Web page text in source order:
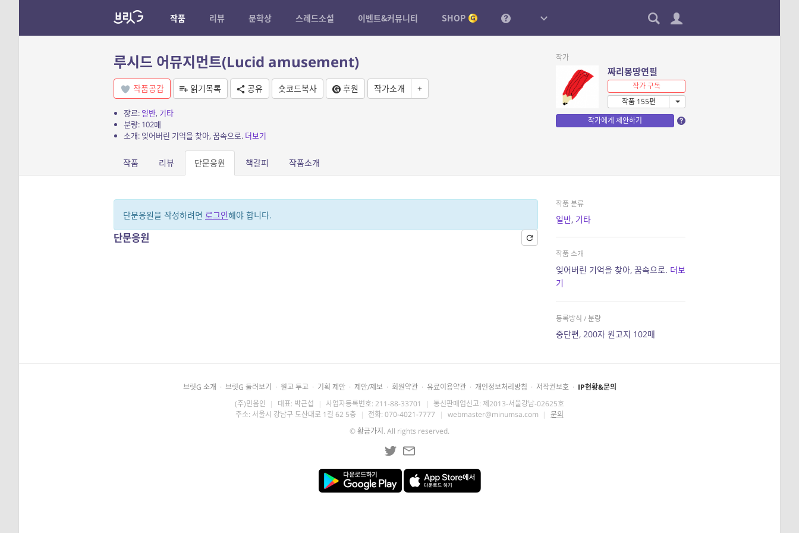
작품 리뷰 문학상 스레드소설 이벤트&커뮤니티 SHOP
루시드 어뮤지먼트(Lucid amusement)
작품공감 읽기목록 공유 숏코드복사 후원 작가소개 +
장르: 일반, 기타
분량: 102매
소개: 잊어버린 기억을 찾아, 꿈속으로. 더보기
작가
짜리몽땅연필
작가 구독
작품 155편
작가에게 제안하기
작품 리뷰 단문응원 책갈피 작품소개
단문응원을 작성하려면 로그인해야 합니다.
단문응원
작품 분류
일반, 기타
작품 소개
잊어버린 기억을 찾아, 꿈속으로. 더보
기
등록방식 / 분량
중단편, 200자 원고지 102매
브릿G 소개 · 브릿G 둘러보기 · 원고 투고 · 기획 제안 · 제안/제보 · 회원약관 · 유료이용약관 · 개인정보처리방침 · 저작권보호 · IP현황&문의
(주)민음인 | 대표: 박근섭 | 사업자등록번호: 211-88-33701 | 통신판매업신고: 제2013-서울강남-02625호
주소: 서울시 강남구 도산대로 1길 62 5층 | 전화: 070-4021-7777 | webmaster@minumsa.com | 문의
©황금가지 . All rights reserved.